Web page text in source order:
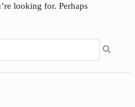
looking for. Perhaps